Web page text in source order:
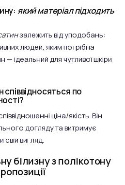
який матеріал підходить
залежить від уподобань:
людей, яким потрібна
— ідеальний для чутливої шкіри
співвідносяться по
ціна/якість. Він
догляду та витримує
вигляд.
білизну з полікотону